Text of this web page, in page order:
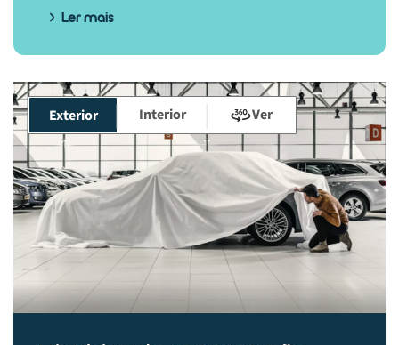
Ler mais
Exterior Interior Ver